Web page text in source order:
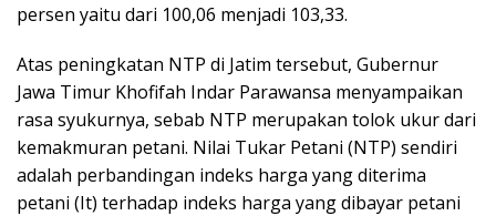
persen yaitu dari 100,06 menjadi 103,33.
Atas peningkatan NTP di Jatim tersebut, Gubernur
Jawa Timur Khofifah Indar Parawansa menyampaikan
rasa syukurnya, sebab NTP merupakan tolok ukur dari
kemakmuran petani. Nilai Tukar Petani (NTP) sendiri
adalah perbandingan indeks harga yang diterima
petani (It) terhadap indeks harga yang dibayar petani